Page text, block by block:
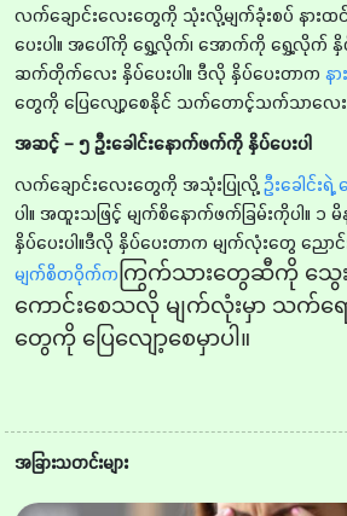
လက်ချောင်းလေးတွေကို သုံးလို့မျက်ခုံးစပ် နား
ပေးပါ။ အပေါ်ကို ရွှေ့လိုက်၊ အောက်ကို ရွှေ့လိုက် နှိပ်
ဆက်တိုက်လေး နှိပ်ပေးပါ။ ဒီလို နှိပ်ပေးတာက န
တွေကို ပြေလျော့စေနိုင် သက်တောင့်သက်သာလေး
အဆင့် – ၅ ဦးခေါင်းနောက်ဖက်ကို နှိပ်ပေးပါ
လက်ချောင်းလေးတွေကို အသုံးပြုလို့ ဦးခေါင်း
ပါ။ အထူးသဖြင့် မျက်စိနောက်ဖက်ခြမ်းကိုပါ။
နှိပ်ပေးပါ။ဒီလို နှိပ်ပေးတာက မျက်လုံးတွေ ည
မျက်စိတဝိုက်က ကြွက်သားတွေဆီကို သွေး
ကောင်းစေသလို မျက်လုံးမှာ သက်ရ
တွေကို ပြေလျော့စေမှာပါ။
အခြားသတင်းများ